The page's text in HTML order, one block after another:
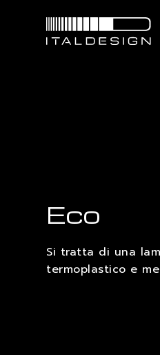
Eco
Si tratta di una
termoplastico e